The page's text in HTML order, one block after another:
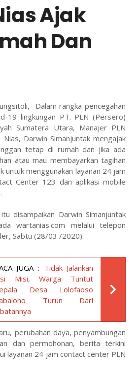
Ajak
Dan
Dalam rangka pencegahan
19 lingkungan PT. PLN (Persero)
Sumatera Utara, Manajer PLN
Nias, Darwin Simanjuntak mengajak
tetap di rumah dan jika ada
atau mau membayarkan tagihan
untuk menggunakan layanan 24 jam
Center 123 dan aplikasi mobile
disampaikan Darwin Simanjuntak
wartanias.com melalui telepon
Sabtu (28/03 /2020).
JUGA :
Tidak Jalankan
Misi, Warga Tuntut
Desa Lolofaoso
Turun Dari
perubahan daya, penyambungan
dan permohonan, berita terkini
layanan 24 jam contact center PLN